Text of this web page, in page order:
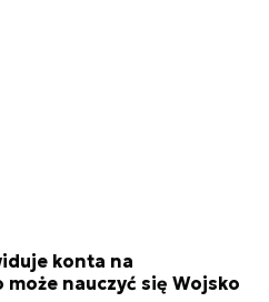
konta na
nauczyć się Wojsko